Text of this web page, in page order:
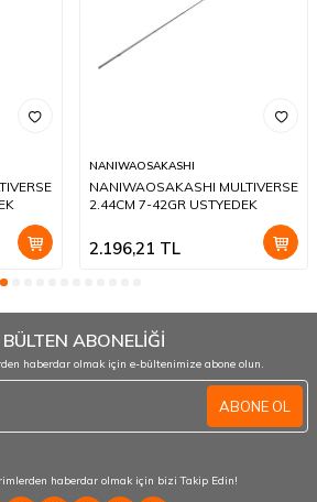
NANIWAOSAKASHI
NANIWAOSAKASHI MULTIVERSE
2.44CM 7-42GR USTYEDEK
2.196,21 TL
ABONELİĞİ
haberdar olmak için e-bültenimize abone olun.
ABONE OL
haberdar olmak için bizi Takip Edin!